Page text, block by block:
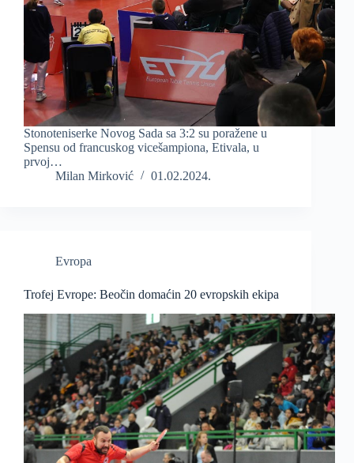
Stonoteniserke Novog Sada sa 3:2 su poražene u
Spensu od francuskog vicešampiona, Etivala, u
prvoj…
Milan Mirković
01.02.2024.
Evropa
Trofej Evrope: Beočin domaćin 20 evropskih ekipa